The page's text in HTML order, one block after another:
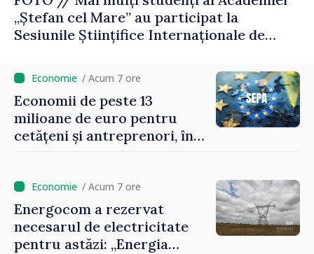
„Ștefan cel Mare” au participat la
Sesiunile Științifice Internaționale de
/ Acum 7 ore
Economii de peste 13
milioane de euro pentru
cetățeni și antreprenori, în
/ Acum 7 ore
Energocom a rezervat
necesarul de electricitate
pentru astăzi: „Energia